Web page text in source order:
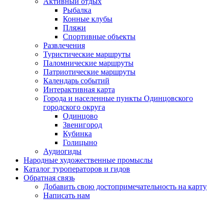
Рыбалка
Конные клубы
Пляжи
Спортивные объекты
Развлечения
Туристические маршруты
Паломнические маршруты
Патриотические маршруты
Календарь событий
Интерактивная карта
Города и населенные пункты Одинцовского
городского округа
Одинцово
Звенигород
Кубинка
Голицыно
Аудиогиды
Народные художественные промыслы
Каталог туроператоров и гидов
Обратная связь
Добавить свою достопримечательность на карту
Написать нам